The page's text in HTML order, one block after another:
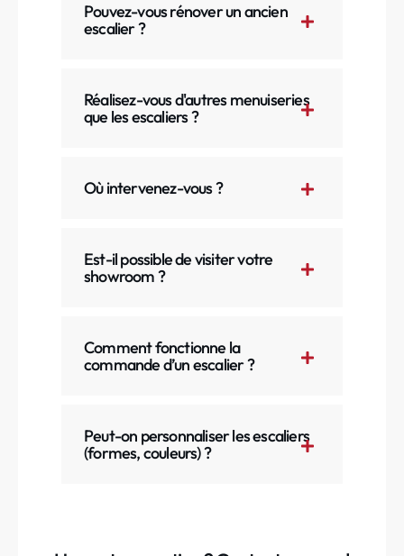
Pouvez-vous rénover un ancien
escalier ?
Réalisez-vous d'autres menuiseries
que les escaliers ?
Où intervenez-vous ?
Est-il possible de visiter votre
showroom ?
Comment fonctionne la
commande d’un escalier ?
Peut-on personnaliser les escaliers
(formes, couleurs) ?